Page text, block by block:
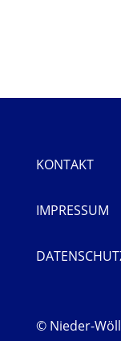
KONTAKT
IMPRESSUM
© Nieder-